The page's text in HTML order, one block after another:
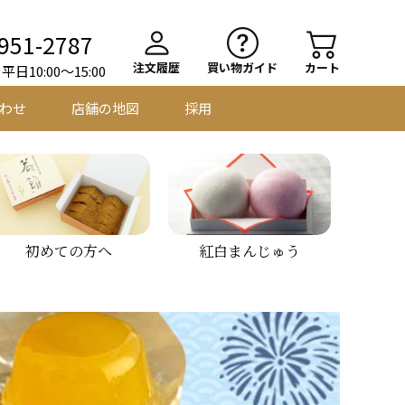
2787
日10:00～15:00 注文履歴 買い物ガイド カート
せ 店舗の地図 採用
初めての方へ 紅白まんじゅう